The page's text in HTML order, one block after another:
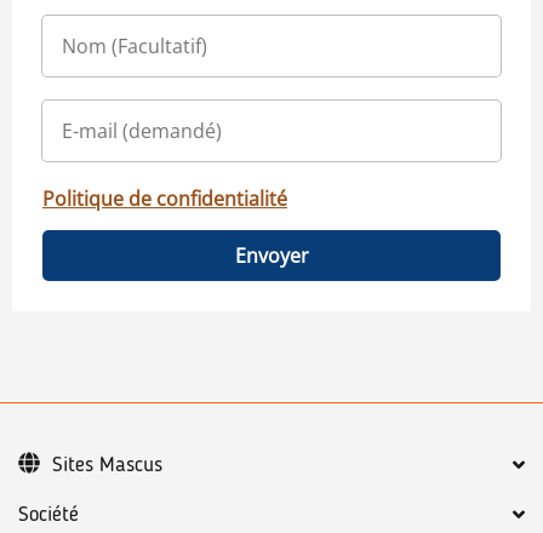
Politique de confidentialité
Envoyer
Société
Sites Mascus